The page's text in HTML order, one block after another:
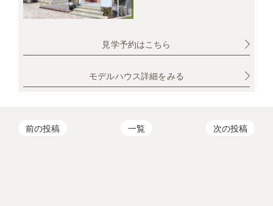
見学予約はこちら
モデルハウス詳細をみる
前の投稿 一覧 次の投稿